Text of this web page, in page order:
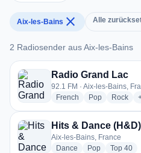
Aix-les-Bains close Alle
2 Radiosender aus Aix-les-Bains
2 Radiosender aus Aix-les-
Radio Grand Lac
92.1 FM · Aix-les-Bains,
French radio stations
PopradioRock
Hits & Dance (H&D)
Aix-les-Bains, France
Dance radio stations
Popradio stations
Top 40